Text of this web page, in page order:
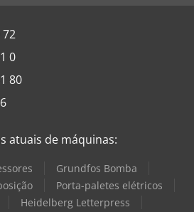
72
0
80
atuais de máquinas:
Grundfos Bomba
Porta-paletes elétricos
Heidelberg Letterpress